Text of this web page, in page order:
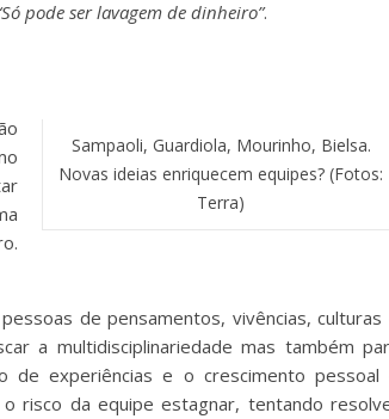
pode ser lavagem de dinheiro”.
Sampaoli, Guardiola, Mourinho, Bielsa.
Novas ideias enriquecem equipes? (Fotos:
Terra)
de pensamentos, vivências, culturas
a multidisciplinariedade mas também
de experiências e o crescimento pessoal
risco da equipe estagnar, tentando